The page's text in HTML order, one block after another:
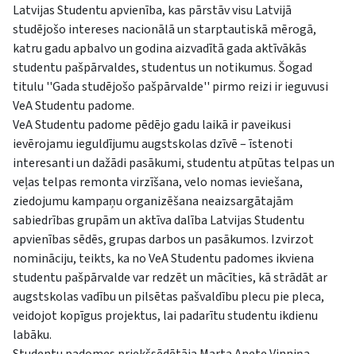
Latvijas Studentu apvienība, kas pārstāv visu Latvijā
studējošo intereses nacionālā un starptautiskā mērogā,
katru gadu apbalvo un godina aizvadītā gada aktīvākās
studentu pašpārvaldes, studentus un notikumus. Šogad
titulu ''Gada studējošo pašpārvalde'' pirmo reizi ir ieguvusi
VeA Studentu padome.
VeA Studentu padome pēdējo gadu laikā ir paveikusi
ievērojamu ieguldījumu augstskolas dzīvē – īstenoti
interesanti un dažādi pasākumi, studentu atpūtas telpas un
veļas telpas remonta virzīšana, velo nomas ieviešana,
ziedojumu kampaņu organizēšana neaizsargātajām
sabiedrības grupām un aktīva dalība Latvijas Studentu
apvienības sēdēs, grupas darbos un pasākumos. Izvirzot
nomināciju, teikts, ka no VeA Studentu padomes ikviena
studentu pašpārvalde var redzēt un mācīties, kā strādāt ar
augstskolas vadību un pilsētas pašvaldību plecu pie pleca,
veidojot kopīgus projektus, lai padarītu studentu ikdienu
labāku.